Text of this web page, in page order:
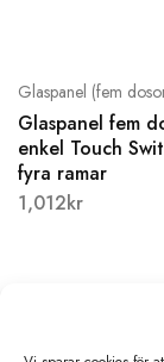
Glaspanel (fem
Glaspanel fem
enkel Touch
fyra ramar
1,012kr